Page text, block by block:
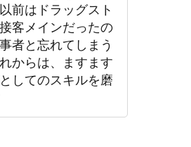
前はドラッグスト
客メインだったの
者と忘れてしまう
からは、ますます
してのスキルを磨